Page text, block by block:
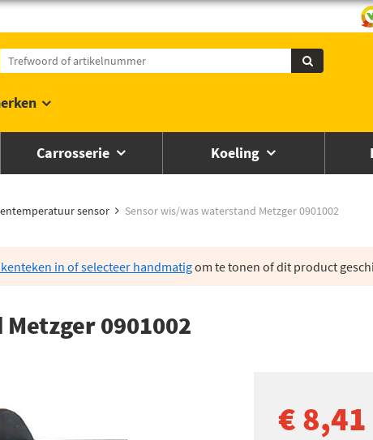
Carrosserie Koeling
sensor Sensor wis/was waterstand Metzger 0901002
in of selecteer handmatigom te tonen of dit product
0901002
€ 8,41